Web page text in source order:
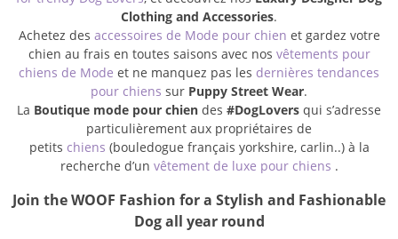
Clothing and Accessories.
Achetez des accessoires de Mode pour chien et gardez votre
chien au frais en toutes saisons avec nos vêtements pour
chiens de Mode et ne manquez pas les dernières tendances
pour chiens sur Puppy Street Wear.
La Boutique mode pour chien des #DogLovers qui s’adresse
particulièrement aux propriétaires de
petits chiens (bouledogue français yorkshire, carlin..) à la
recherche d’un vêtement de luxe pour chiens .
Join the WOOF Fashion for a Stylish and Fashionable
Dog all year round